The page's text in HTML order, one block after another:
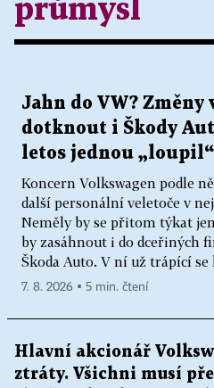
průmysl
Jahn do VW? Změny
dotknout i Škody
letos jednou „loupil“
Koncern Volkswagen podle
další personální veletoče v
Neměly by se přitom týkat
by zasáhnout i do dceřiných
Škoda Auto. V ní už trápící se
7. 8. 2026 ▪ 5 min. čtení
Hlavní akcionář
ztráty. Všichni musí